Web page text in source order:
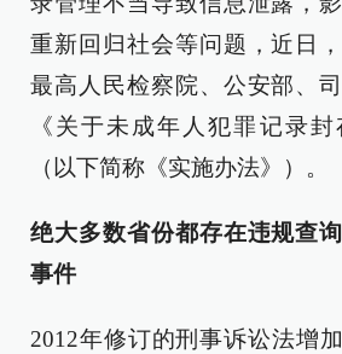
重新回归社会等问题，近日
最高人民检察院、公安部、
《关于未成年人犯罪记录封
（以下简称《实施办法》）。
绝大多数省份都存在违规查
事件
2012年修订的刑事诉讼法增